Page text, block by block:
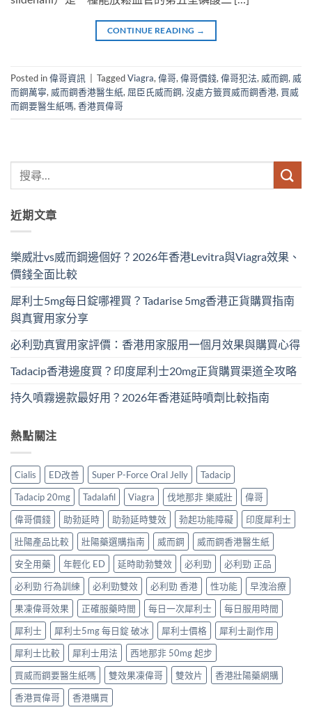
CONTINUE READING →
Posted in偉哥資訊 TaggedViagra, 偉哥, 偉哥價錢, 偉哥犯法, 威而鋼, 威
而鋼萬寧, 威而鋼香港醫生紙, 屈臣氏威而鋼, 沒處方籤買威而鋼香港, 買威
而鋼要醫生紙嗎, 香港買偉哥
近期文章
樂威壯vs威而鋼邊個好？2026年香港Levitra與Viagra效果、
價錢全面比較
犀利士5mg每日錠哪裡買？Tadarise 5mg香港正貨購買指南
與真實用家分享
必利勁真實用家評價：香港用家服用一個月效果與購買心得
Tadacip香港邊度買？印度犀利士20mg正貨購買渠道全攻略
持久噴霧邊款最好用？2026年香港延時噴劑比較指南
熱點關注
Cialis ED改善 Super P-Force Oral Jelly
Tadacip
Tadacip 20mg
Tadalafil Viagra 伐地那非 樂威壯
偉哥
偉哥價錢
助勃延時 助勃延時雙效 勃起功能障礙
印度犀利士
壯陽產品比較
壯陽藥選購指南 威而鋼
威而鋼香港醫生紙
安全用藥
年輕化 ED 延時助勃雙效 必利勁
必利勁 正品
必利勁 行為訓練
必利勁雙效 必利勁 香港 性功能
早洩治療
果凍偉哥效果
正確服藥時間 每日一次犀利士
每日服用時間
犀利士
犀利士5mg 每日錠 破冰 犀利士價格
犀利士副作用
犀利士比較
犀利士用法
西地那非 50mg 起步
買威而鋼要醫生紙嗎
雙效果凍偉哥 雙效片
香港壯陽藥網購
香港買偉哥
香港購買